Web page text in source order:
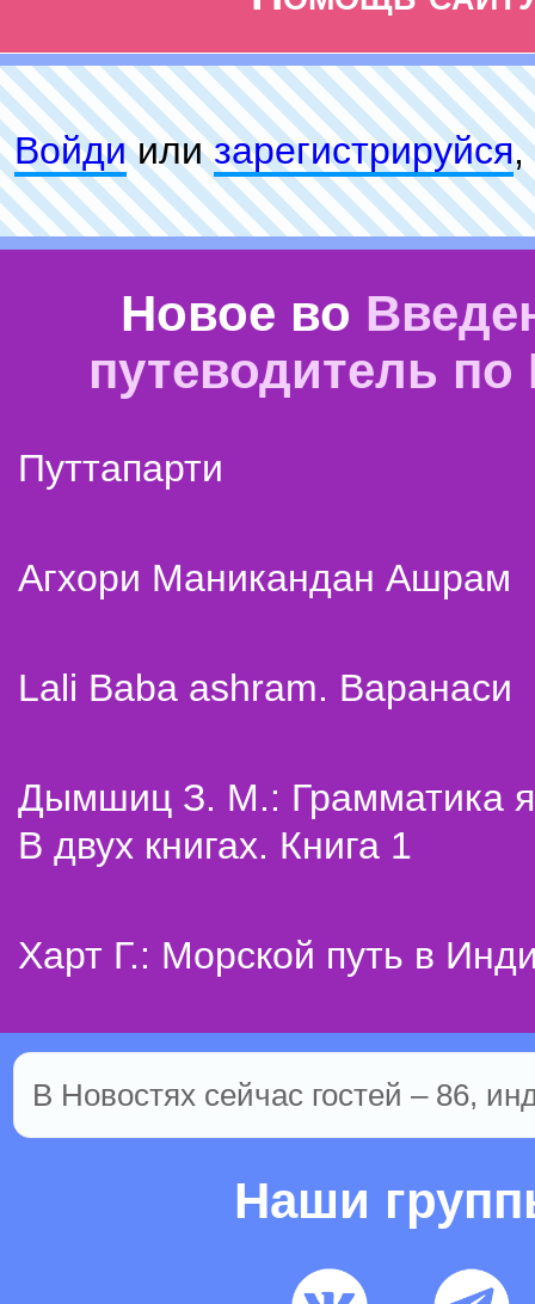
Войдиилизарeгиcтpируйся,
Новое во
путеводитель
Путтапарти
Агхори Маникандан Ашрам
Lali Baba ashram. Варанаси
Дымшиц З. М.: Грамматика
В двух книгах. Книга 1
Харт Г.: Морской путь в
В Новостях сейчас гостей – 86,
Наши